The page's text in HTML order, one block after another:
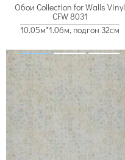
Обои Collection for Walls Vinyl
CFW 8031
10.05м*1.06м, подгон 32см